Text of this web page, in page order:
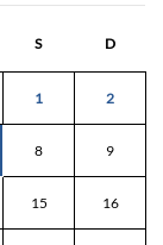
S D
1 2
8 9
15 16